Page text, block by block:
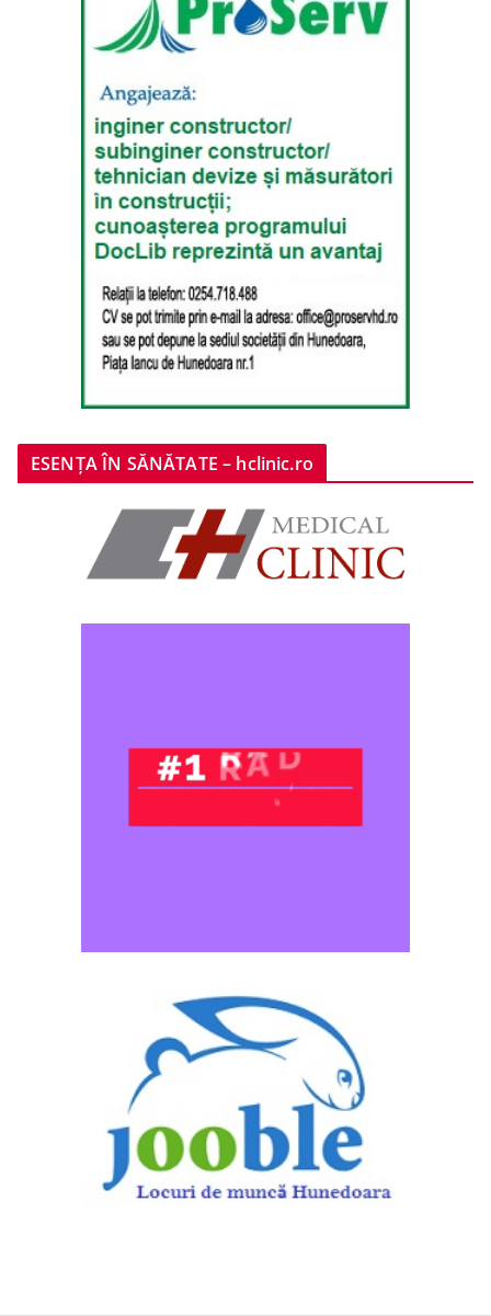
ESENȚA ÎN SĂNĂTATE – hclinic.ro